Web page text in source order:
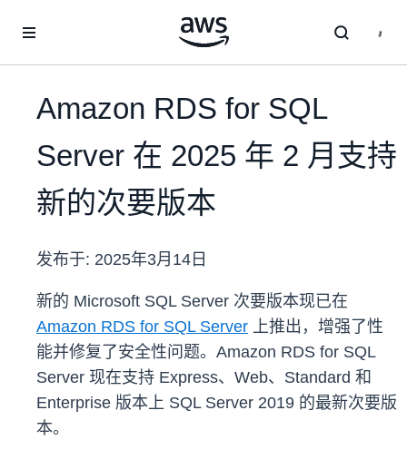
Amazon RDS for SQL
Server 在 2025 年 2 月支持
新的次要版本
发布于: 2025年3月14日
新的 Microsoft SQL Server 次要版本现已在
Amazon RDS for SQL Server 上推出，增强了性
能并修复了安全性问题。Amazon RDS for SQL
Server 现在支持 Express、Web、Standard 和
Enterprise 版本上 SQL Server 2019 的最新次要版
本。